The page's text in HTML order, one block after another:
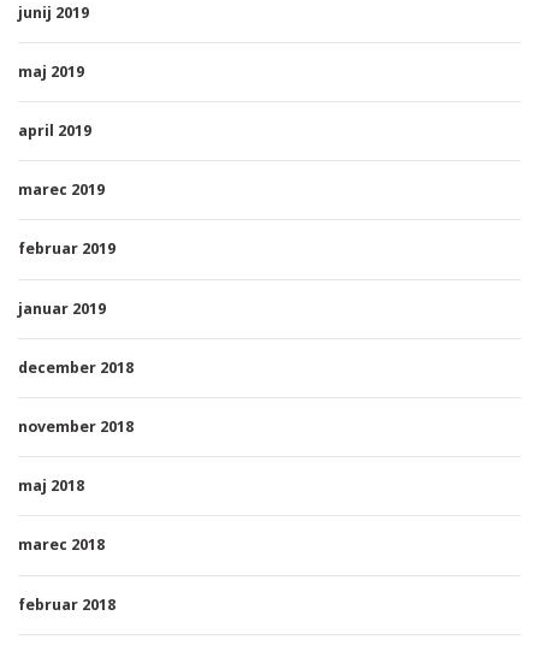
junij 2019
maj 2019
april 2019
marec 2019
februar 2019
januar 2019
december 2018
november 2018
maj 2018
marec 2018
februar 2018